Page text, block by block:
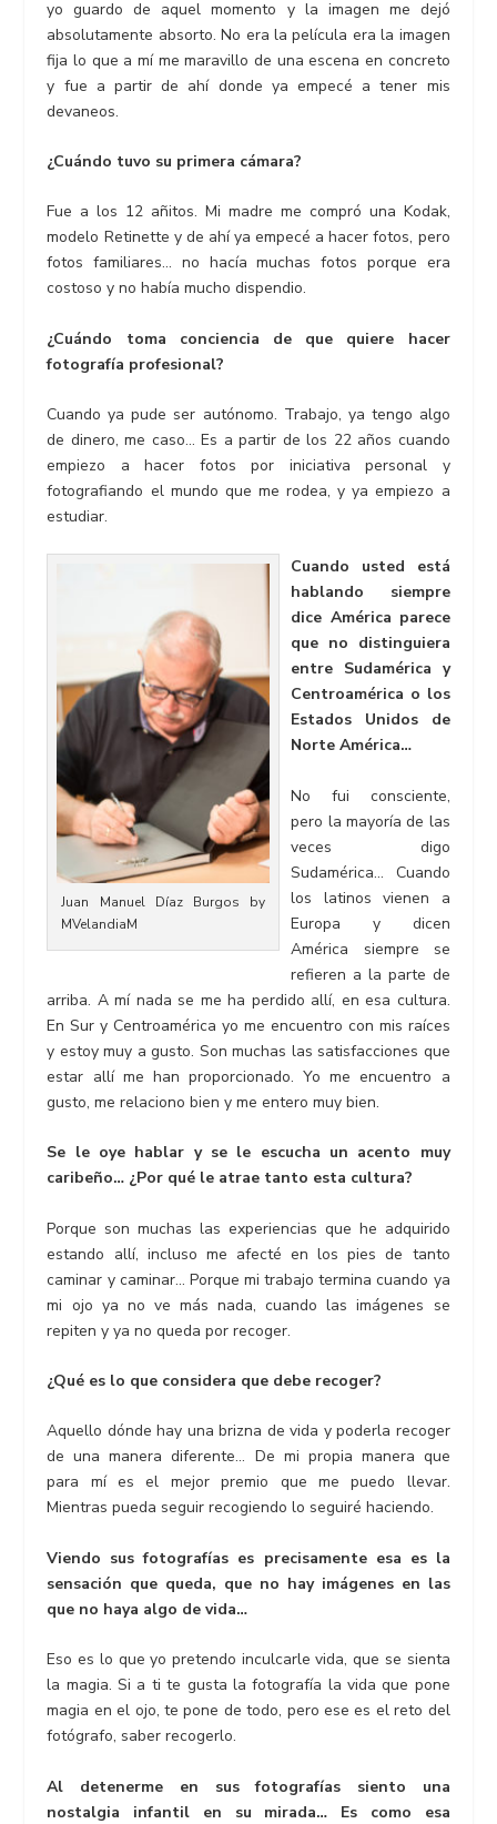
yo guardo de aquel momento y la imagen me dejó
absolutamente absorto. No era la película era la imagen
fija lo que a mí me maravillo de una escena en concreto
y fue a partir de ahí donde ya empecé a tener mis
devaneos.
¿Cuándo tuvo su primera cámara?
Fue a los 12 añitos. Mi madre me compró una Kodak,
modelo Retinette y de ahí ya empecé a hacer fotos, pero
fotos familiares… no hacía muchas fotos porque era
costoso y no había mucho dispendio.
¿Cuándo toma conciencia de que quiere hacer
fotografía profesional?
Cuando ya pude ser autónomo. Trabajo, ya tengo algo
de dinero, me caso… Es a partir de los 22 años cuando
empiezo a hacer fotos por iniciativa personal y
fotografiando el mundo que me rodea, y ya empiezo a
estudiar.
Juan Manuel Díaz Burgos by
MVelandiaM
Cuando usted está
hablando siempre
dice América parece
que no distinguiera
entre Sudamérica y
Centroamérica o los
Estados Unidos de
Norte América…
No fui consciente,
pero la mayoría de las
veces digo
Sudamérica… Cuando
los latinos vienen a
Europa y dicen
América siempre se
refieren a la parte de
arriba. A mí nada se me ha perdido allí, en esa cultura.
En Sur y Centroamérica yo me encuentro con mis raíces
y estoy muy a gusto. Son muchas las satisfacciones que
estar allí me han proporcionado. Yo me encuentro a
gusto, me relaciono bien y me entero muy bien.
Se le oye hablar y se le escucha un acento muy
caribeño… ¿Por qué le atrae tanto esta cultura?
Porque son muchas las experiencias que he adquirido
estando allí, incluso me afecté en los pies de tanto
caminar y caminar… Porque mi trabajo termina cuando ya
mi ojo ya no ve más nada, cuando las imágenes se
repiten y ya no queda por recoger.
¿Qué es lo que considera que debe recoger?
Aquello dónde hay una brizna de vida y poderla recoger
de una manera diferente… De mi propia manera que
para mí es el mejor premio que me puedo llevar.
Mientras pueda seguir recogiendo lo seguiré haciendo.
Viendo sus fotografías es precisamente esa es la
sensación que queda, que no hay imágenes en las
que no haya algo de vida…
Eso es lo que yo pretendo inculcarle vida, que se sienta
la magia. Si a ti te gusta la fotografía la vida que pone
magia en el ojo, te pone de todo, pero ese es el reto del
fotógrafo, saber recogerlo.
Al detenerme en sus fotografías siento una
nostalgia infantil en su mirada… Es como esa